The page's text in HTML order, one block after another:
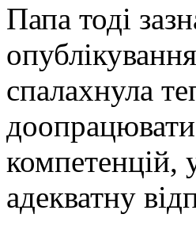
Папа тоді
спалахнула
компетенцій,
адекватну